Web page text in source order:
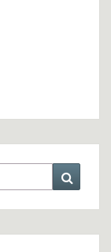
kiếm